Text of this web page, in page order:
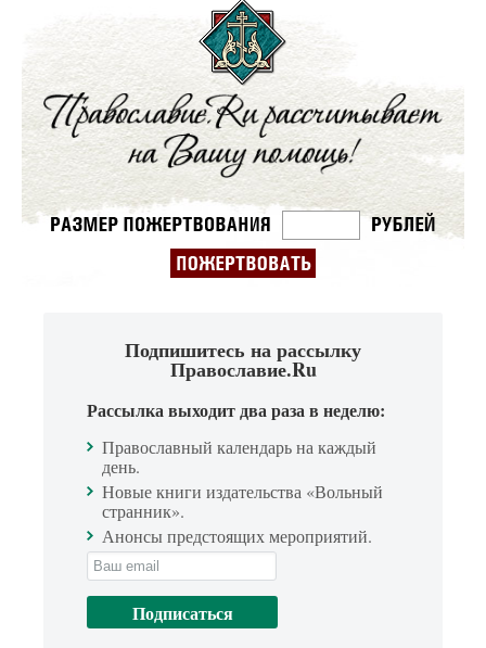
Подпишитесь на рассылку
Православие.Ru
Рассылка выходит два раза в неделю:
Православный календарь на каждый
день.
Новые книги издательства «Вольный
странник».
Анонсы предстоящих мероприятий.